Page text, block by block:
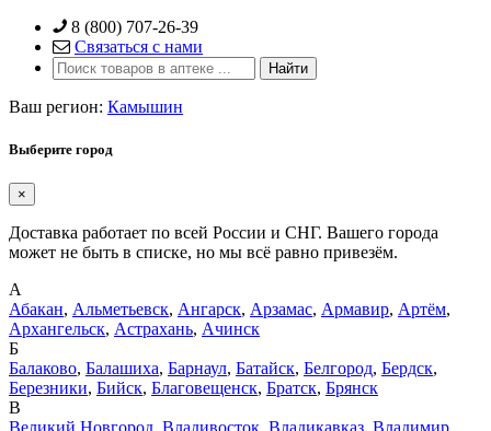
Skip
content
8 (800) 707-26-39
Связаться с нами
Ваш регион: Камышин
Выберите город
×
Доставка работает по всей России и СНГ. Вашего города
может не быть в списке, но мы всё равно привезём.
А
Абакан, Альметьевск, Ангарск, Арзамас, Армавир, Артём,
Архангельск, Астрахань, Ачинск
Б
Балаково, Балашиха, Барнаул, Батайск, Белгород, Бердск,
Березники, Бийск, Благовещенск, Братск, Брянск
В